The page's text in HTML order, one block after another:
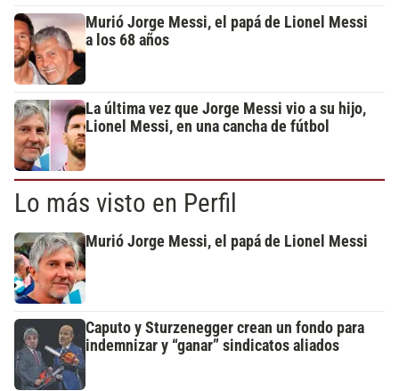
Murió Jorge Messi, el papá de Lionel Messi
a los 68 años
La última vez que Jorge Messi vio a su hijo,
Lionel Messi, en una cancha de fútbol
Lo más visto en Perfil
Murió Jorge Messi, el papá de Lionel Messi
Caputo y Sturzenegger crean un fondo para
indemnizar y “ganar” sindicatos aliados